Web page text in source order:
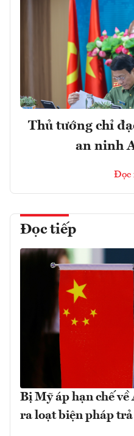
Thủ tướng chỉ
an ninh
Đọc
Đọc tiếp
Bị Mỹ áp hạn chế
ra loạt biện pháp